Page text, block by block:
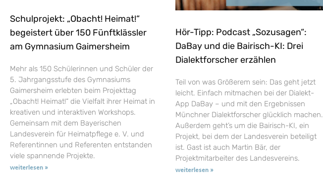
Schulprojekt: „Obacht! Heimat!“
begeistert über 150 Fünftklässler
am Gymnasium Gaimersheim
Mehr als 150 Schülerinnen und Schüler der
5. Jahrgangsstufe des Gymnasiums
Gaimersheim erlebten beim Projekttag
„Obacht! Heimat!“ die Vielfalt ihrer Heimat in
kreativen und interaktiven Workshops.
Gemeinsam mit dem Bayerischen
Landesverein für Heimatpflege e. V. und
Referentinnen und Referenten entstanden
viele spannende Projekte.
weiterlesen »
Hör-Tipp: Podcast „Sozusagen“:
DaBay und die Bairisch-KI: Drei
Dialektforscher erzählen
Teil von was Größerem sein: Das geht jetzt
leicht. Einfach mitmachen bei der Dialekt-
App DaBay – und mit den Ergebnissen
Münchner Dialektforscher glücklich machen.
Außerdem geht’s um die Bairisch-KI, ein
Projekt, bei dem der Landesverein beteiligt
ist. Gast ist auch Martin Bär, der
Projektmitarbeiter des Landesvereins.
weiterlesen »